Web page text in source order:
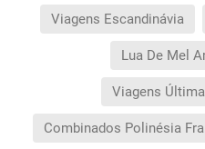
Viagens Escandinávia
Lua De Mel
Viagens
Combinados Polinésia